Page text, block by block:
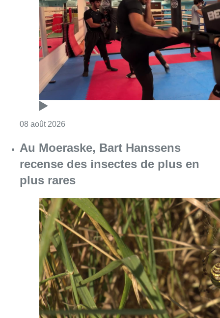
Au Moeraske, Bart Hanssens
recense des insectes de plus en
plus rares
08 août 2026Consulter l'article "Au Moeraske, Bart
Marathon de contrôles de vitesse
ce week-end: “Une moto a été
flashée à 121 km/h sur l’avenue de
Tervuren”